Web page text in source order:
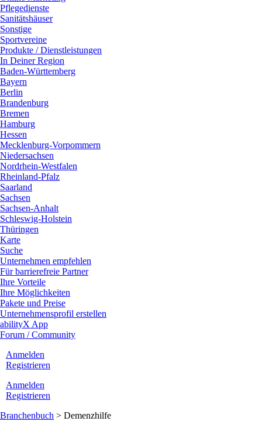
Pflegedienste
Sanitätshäuser
Sonstige
Sportvereine
Produkte / Dienstleistungen
In Deiner Region
Baden-Württemberg
Bayern
Berlin
Brandenburg
Bremen
Hamburg
Hessen
Mecklenburg-Vorpommern
Niedersachsen
Nordrhein-Westfalen
Rheinland-Pfalz
Saarland
Sachsen
Sachsen-Anhalt
Schleswig-Holstein
Thüringen
Karte
Suche
Unternehmen empfehlen
Für barrierefreie Partner
Ihre Vorteile
Ihre Möglichkeiten
Pakete und Preise
Unternehmensprofil erstellen
abilityX App
Forum / Community
Anmelden
Registrieren
Anmelden
Registrieren
Branchenbuch > Demenzhilfe